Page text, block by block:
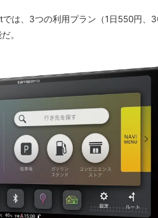
は、3つの利用プラン（1日550円、
。